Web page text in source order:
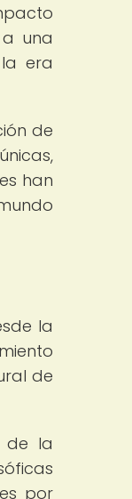
una
era
de
han
la
de
de la
por